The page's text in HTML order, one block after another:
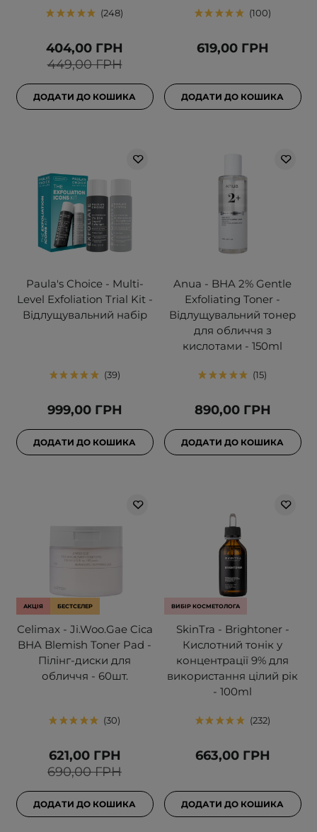
248
449,00 ГРН
404,00 ГРН
ДОДАТИ ДО КОШИКА
100
619,00 ГРН
ДОДАТИ ДО КОШИКА
Paula's Choice - Multi-
Level Exfoliation Trial Kit -
Відлущувальний набір
39
999,00 ГРН
ДОДАТИ ДО КОШИКА
Anua - BHA 2% Gentle
Exfoliating Toner -
Відлущувальний тонер
для обличчя з
кислотами - 150ml
15
890,00 ГРН
ДОДАТИ ДО КОШИКА
АКЦІЯ БЕСТСЕЛЕР
Celimax - Ji.Woo.Gae Cica
BHA Blemish Toner Pad -
Пілінг-диски для
обличчя - 60шт.
30
690,00 ГРН
621,00 ГРН
ДОДАТИ ДО КОШИКА
ВИБІР КОСМЕТОЛОГА
SkinTra - Brightoner -
Кислотний тонік у
концентрації 9% для
використання цілий рік
- 100ml
232
663,00 ГРН
ДОДАТИ ДО КОШИКА